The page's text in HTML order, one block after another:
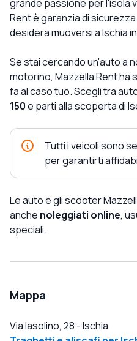
grande passione per l'isola
Rent è garanzia di
desidera muoversi a Ischia
Se stai cercando un'auto a
motorino, Mazzella Rent ha
fa al caso tuo. Scegli tra
150e parti alla scoperta di
Tutti i veicoli sono
per garantirti
Le auto e gli scooter
anche noleggiati online,
speciali.
Mappa
Via Iasolino, 28 -Ischia